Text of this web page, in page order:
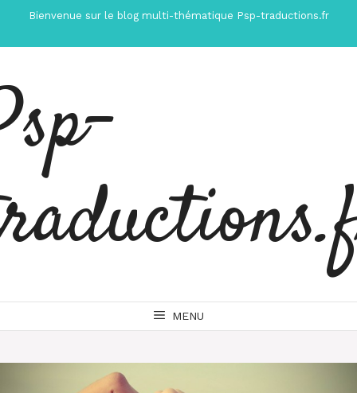
contenu
Bienvenue sur le blog multi-thématique Psp-traductions.fr
MENU